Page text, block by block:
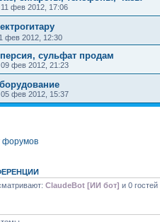
11 фев 2012, 17:06
фев 2012, 12:30
сульфат продам
09 фев 2012, 21:23
05 фев 2012, 15:37
форумов
ClaudeBot [ИИ бот] и 0 гостей